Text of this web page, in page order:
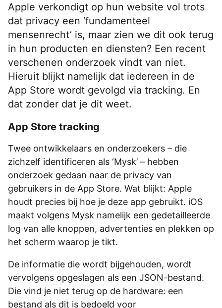
Apple verkondigt op hun website vol trots
dat privacy een ‘fundamenteel
mensenrecht’ is, maar zien we dit ook terug
in hun producten en diensten? Een recent
verschenen onderzoek vindt van niet.
Hieruit blijkt namelijk dat iedereen in de
App Store wordt gevolgd via tracking. En
dat zonder dat je dit weet.
App Store tracking
Twee ontwikkelaars en onderzoekers – die
zichzelf identificeren als ‘Mysk’ – hebben
onderzoek gedaan naar de privacy van
gebruikers in de App Store. Wat blijkt: Apple
houdt precies bij hoe je deze app gebruikt. iOS
maakt volgens Mysk namelijk een gedetailleerde
log van alle knoppen, advertenties en plekken op
het scherm waarop je tikt.
De informatie die wordt bijgehouden, wordt
vervolgens opgeslagen als een JSON-bestand.
Die vind je niet terug op de hardware: een
bestand als dit is bedoeld voor